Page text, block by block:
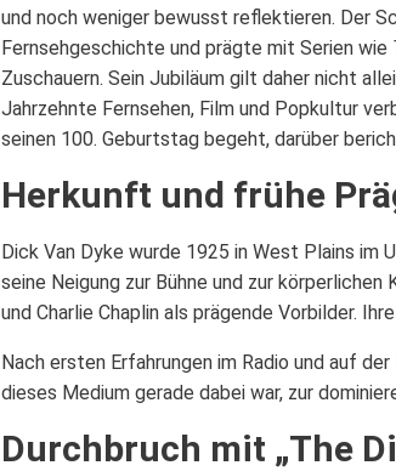
und noch weniger bewusst reflektieren. Der
Fernsehgeschichte und prägte mit Serien wie
Zuschauern. Sein Jubiläum gilt daher nicht
Jahrzehnte Fernsehen, Film und Popkultur
seinen 100. Geburtstag begeht, darüber
Herkunft und frühe
Dick Van Dyke wurde 1925 in West Plains im
seine Neigung zur Bühne und zur
und Charlie Chaplin als prägende Vorbilder.
Nach ersten Erfahrungen im Radio und auf
dieses Medium gerade dabei war, zur
Durchbruch mit „The